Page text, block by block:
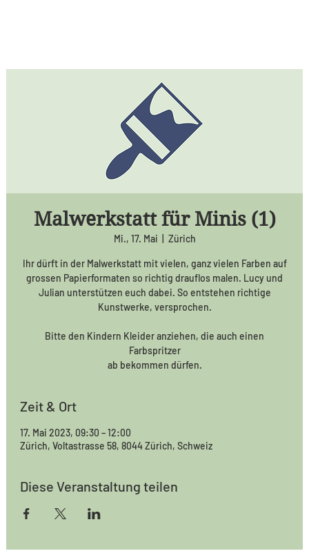
Malwerkstatt für Minis (1)
Mi., 17. Mai Zürich
Ihr dürft in der Malwerkstatt mit vielen, ganz vielen Farben auf
grossen Papierformaten so richtig drauflos malen. Lucy und
Julian unterstützen euch dabei. So entstehen richtige
Kunstwerke, versprochen.
Bitte den Kindern Kleider anziehen, die auch einen
Farbspritzer
ab bekommen dürfen.
Zeit & Ort
17. Mai 2023, 09:30 – 12:00
Zürich, Voltastrasse 58, 8044 Zürich, Schweiz
Diese Veranstaltung teilen